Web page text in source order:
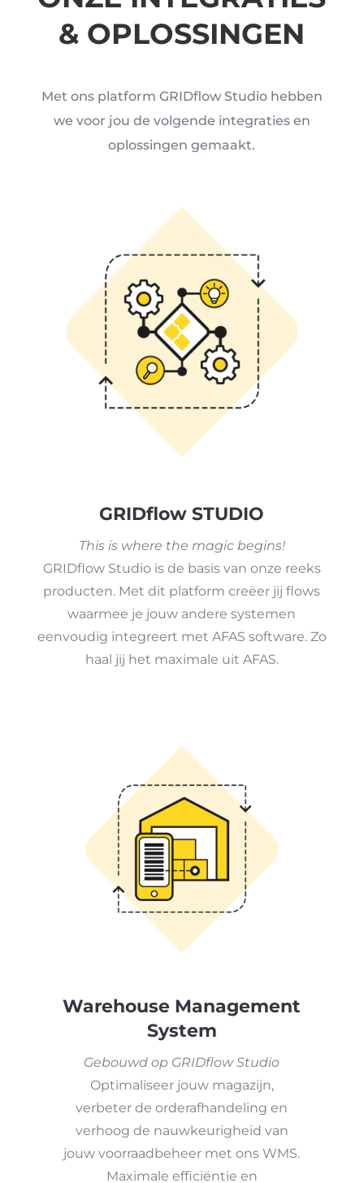
& OPLOSSINGEN
Met ons platform GRIDflow Studio hebben
we voor jou de volgende integraties en
oplossingen gemaakt.
GRIDflow STUDIO
This is where the magic begins!
GRIDflow Studio is de basis van onze reeks
producten. Met dit platform creëer jij flows
waarmee je jouw andere systemen
eenvoudig integreert met AFAS software. Zo
haal jij het maximale uit AFAS.
Warehouse Management
System
Gebouwd op GRIDflow Studio
Optimaliseer jouw magazijn,
verbeter de orderafhandeling en
verhoog de nauwkeurigheid van
jouw voorraadbeheer met ons WMS.
Maximale efficiëntie en